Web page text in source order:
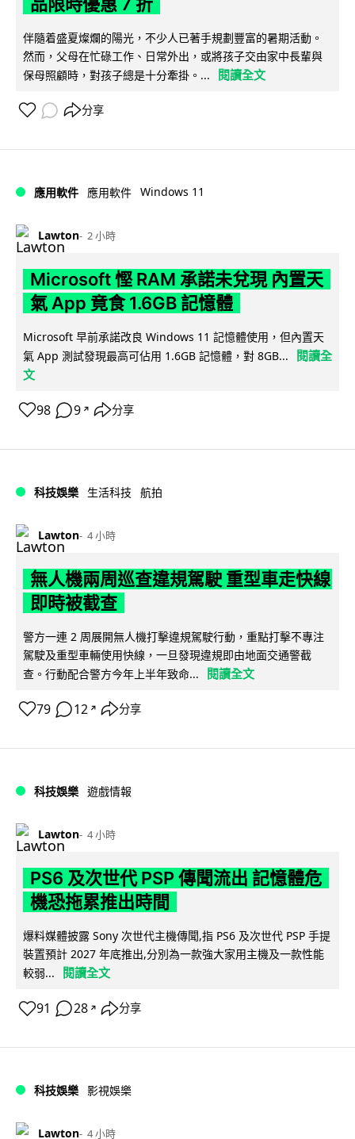
伴隨着盛夏燦爛的陽光，不少人已著手規劃豐富的暑期活動。
然而，父母在忙碌工作、日常外出，或將孩子交由家中長輩與
保母照顧時，對孩子總是十分牽掛。...
閱讀全文
分享
應用軟件 應用軟件 Windows 11
Lawton 2 小時
Microsoft 慳 RAM 承諾未兌現 內置天
氣 App 竟食 1.6GB 記憶體
Microsoft 早前承諾改良 Windows 11 記憶體使用，但內置天
氣 App 測試發現最高可佔用 1.6GB 記憶體，對 8GB...
閱讀全
文
98 9 ↗ 分享
科技娛樂 生活科技 航拍
Lawton 4 小時
無人機兩周巡查違規駕駛 重型車走快線
即時被截查
警方一連 2 周展開無人機打擊違規駕駛行動，重點打擊不專注
駕駛及重型車輛使用快線，一旦發現違規即由地面交通警截
查。行動配合警方今年上半年致命...
閱讀全文
79 12 ↗ 分享
科技娛樂 遊戲情報
Lawton 4 小時
PS6 及次世代 PSP 傳聞流出 記憶體危
機恐拖累推出時間
爆料媒體披露 Sony 次世代主機傳聞,指 PS6 及次世代 PSP 手提
裝置預計 2027 年底推出,分別為一款強大家用主機及一款性能
較弱...
閱讀全文
91 28 ↗ 分享
科技娛樂 影視娛樂
Lawton 4 小時